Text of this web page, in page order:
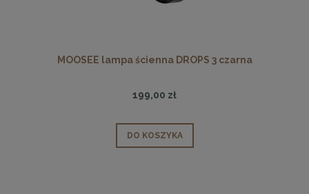
MOOSEE lampa ścienna DROPS 3 czarna
199,00 zł
DO KOSZYKA